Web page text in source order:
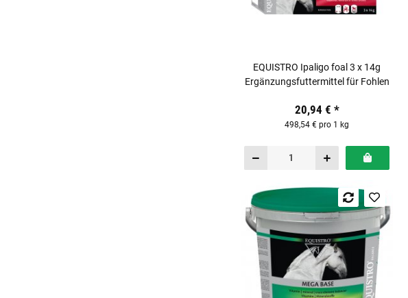
EQUISTRO Ipaligo foal 3 x 14g
Ergänzungsfuttermittel für Fohlen
20,94 € *
498,54 € pro 1 kg